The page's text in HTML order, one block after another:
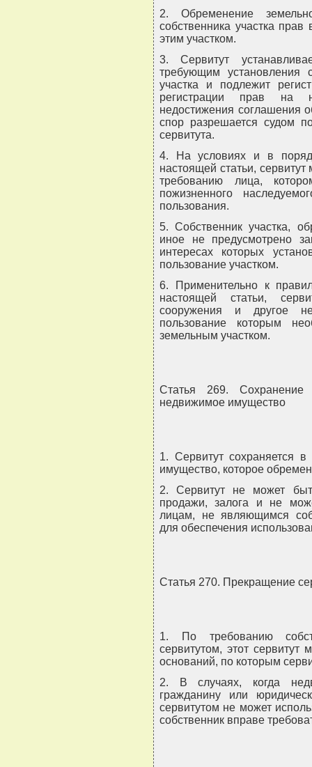
2. Обременение
собственника участка
этим участком.
3. Сервитут
требующим установления
участка и подлежит
регистрации прав на
недостижения соглашения
спор разрешается судом
сервитута.
4. На условиях и в
настоящей статьи,
требованию лица,
пожизненного
пользования.
5. Собственник участка,
иное не предусмотрено
интересах которых
пользование участком.
6. Применительно к
настоящей статьи,
сооружения и другое
пользование которым
земельным участком.
Статья 269.
недвижимое имущество
1. Сервитут сохраняется
имущество, которое
2. Сервитут не может
продажи, залога и не
лицам, не являющимся
для обеспечения
Статья 270. Прекращение
1. По требованию
сервитутом, этот
оснований, по которым
2. В случаях, когда
гражданину или
сервитутом не может
собственник вправе